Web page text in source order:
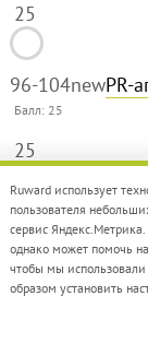
25
96-104newPR-
Балл: 25
25
96-104new
Балл:25
25
Ruward использует
пользователя
сервис
однако может помочь
чтобы мы
образом установить